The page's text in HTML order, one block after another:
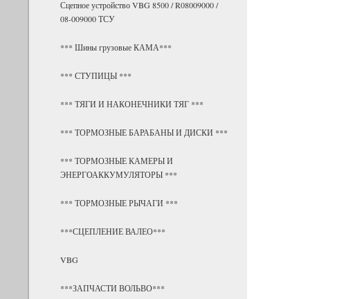
Сцепное устройство VBG 8500 / R08009000 /
08-009000 ТСУ
*** Шины грузовые КАМА***
*** СТУПИЦЫ ***
*** ТЯГИ И НАКОНЕЧНИКИ ТЯГ ***
*** ТОРМОЗНЫЕ БАРАБАНЫ И ДИСКИ ***
*** ТОРМОЗНЫЕ КАМЕРЫ И
ЭНЕРГОАККУМУЛЯТОРЫ ***
*** ТОРМОЗНЫЕ РЫЧАГИ ***
***СЦЕПЛЕНИЕ ВАЛЕО***
VBG
***ЗАПЧАСТИ ВОЛЬВО***